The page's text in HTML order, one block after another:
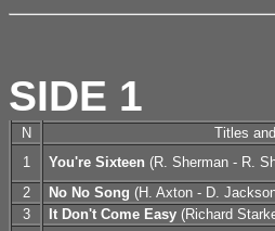
SIDE 1
N
Titles
1
You're Sixteen (R. Sherman - R.
2
No No Song (H. Axton - D.
3
It Don't Come Easy (Richard